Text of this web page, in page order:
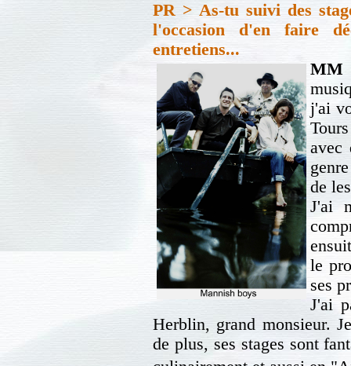
PR > As-tu suivi des
l'occasion d'en faire
entretiens...
MM
j'ai
avec
de
J'ai
le
ses
J'ai
Herblin, grand monsieur.
de plus, ses stages sont